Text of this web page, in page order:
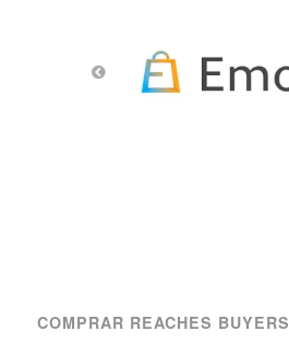
COMPRAR REACHES BUYERS